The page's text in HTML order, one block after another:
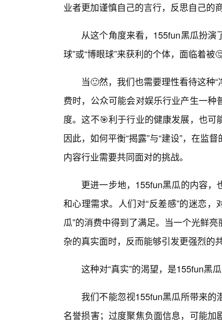
业者更加谨慎自己的言行，反思自己的
从这个角度来看，155fun黑瓜扮演
球”或“博眼球”来获利的个体，面临着
当🙂然，我们也需要理性看待这种
费时，公众可能会对娱乐行业产生一
度。这不🎯利于行业的健康发展，也
因此，如何平衡“揭露”与“建设”，在监
内容行业需要共同面对的挑战。
更进一步地，155fun黑瓜的内容
和心理需求。人们对“反差感”的迷恋，
瓜”的消费中得到了满足。当一个光鲜
杂的真实面时，反而能够引发更强烈的
这种对“真实”的渴望，是155fun黑
我们不能忽视155fun黑瓜所带来
名誉损害；过度聚焦负面信息，可能